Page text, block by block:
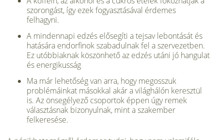
szorongást, így ezek fogyasztásával érdemes
felhagyni.
A mindennapi edzés elősegíti a tejsav lebontását és
hatására endorfinok szabadulnak fel a szervezetben.
Ez utóbbiaknak köszönhető az edzés utáni jó hangulat
és energikusság
Ma már lehetőség van arra, hogy megosszuk
problémáinkat másokkal akár a világhálón keresztül
is. Az önsegélyező csoportok éppen úgy remek
választásnak bizonyulnak, mint a szakember
felkeresése.